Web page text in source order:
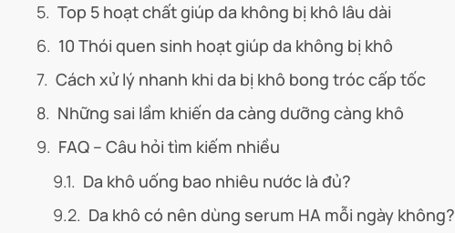
Top 5 hoạt chất giúp da không bị khô lâu dài
10 Thói quen sinh hoạt giúp da không bị khô
Cách xử lý nhanh khi da bị khô bong tróc cấp tốc
Những sai lầm khiến da càng dưỡng càng khô
FAQ – Câu hỏi tìm kiếm nhiều
Da khô uống bao nhiêu nước là đủ?
Da khô có nên dùng serum HA mỗi ngày không?